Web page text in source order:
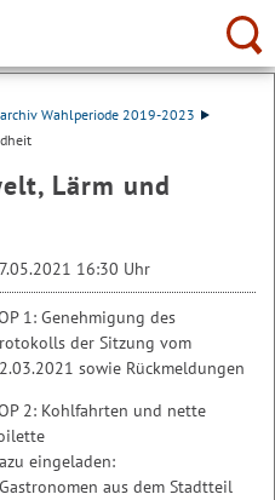
Wahlperiode 2019-2023
Lärm und
16:30 Uhr
1: Genehmigung des
der Sitzung vom
sowie Rückmeldungen
2: Kohlfahrten und nette
eingeladen:
aus dem Stadtteil